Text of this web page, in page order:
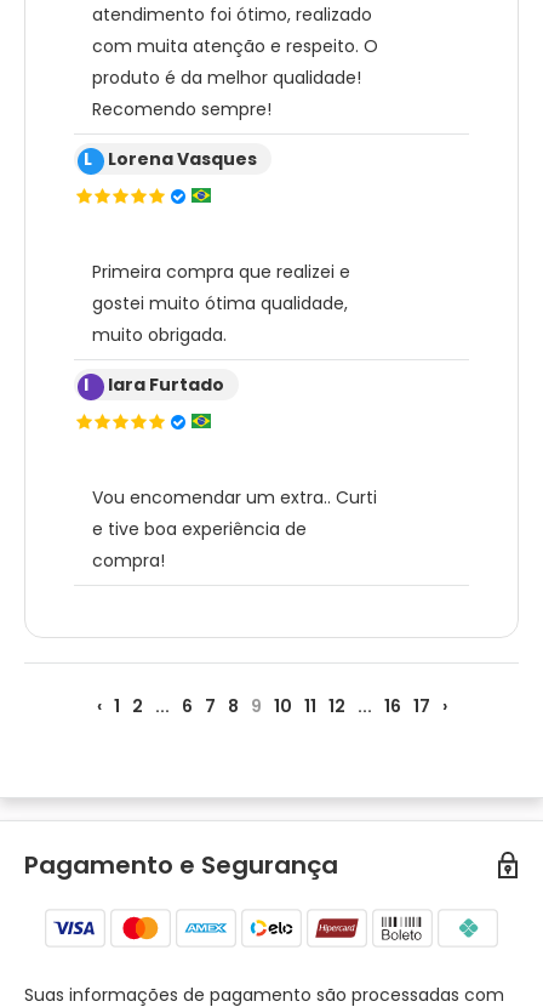
atendimento foi ótimo, realizado
com muita atenção e respeito. O
produto é da melhor qualidade!
Recomendo sempre!
L Lorena Vasques
Primeira compra que realizei e
gostei muito ótima qualidade,
muito obrigada.
I Iara Furtado
Vou encomendar um extra.. Curti
e tive boa experiência de
compra!
‹ 1 2 ... 6 7 8 9 10 11 12 ... 16 17 ›
Pagamento e Segurança
Suas informações de pagamento são processadas com